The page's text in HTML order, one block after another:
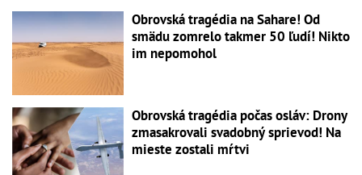
Obrovská tragédia na Sahare! Od
smädu zomrelo takmer 50 ľudí! Nikto
im nepomohol
Obrovská tragédia počas osláv: Drony
zmasakrovali svadobný sprievod! Na
mieste zostali mŕtvi